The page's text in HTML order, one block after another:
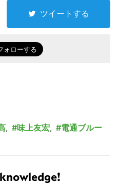
ツイートする
, 味上友宏, 電通ブルー